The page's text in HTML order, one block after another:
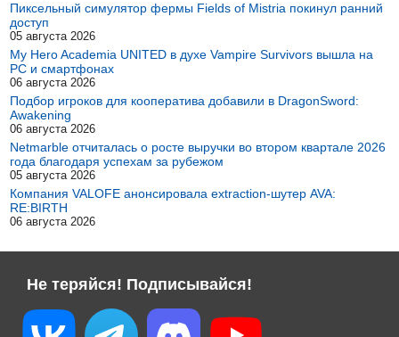
Пиксельный симулятор фермы Fields of Mistria покинул ранний
доступ
05 августа 2026
My Hero Academia UNITED в духе Vampire Survivors вышла на
PC и смартфонах
06 августа 2026
Подбор игроков для кооператива добавили в DragonSword:
Awakening
06 августа 2026
Netmarble отчиталась о росте выручки во втором квартале 2026
года благодаря успехам за рубежом
05 августа 2026
Компания VALOFE анонсировала extraction-шутер AVA:
RE:BIRTH
06 августа 2026
Не теряйся! Подписывайся!